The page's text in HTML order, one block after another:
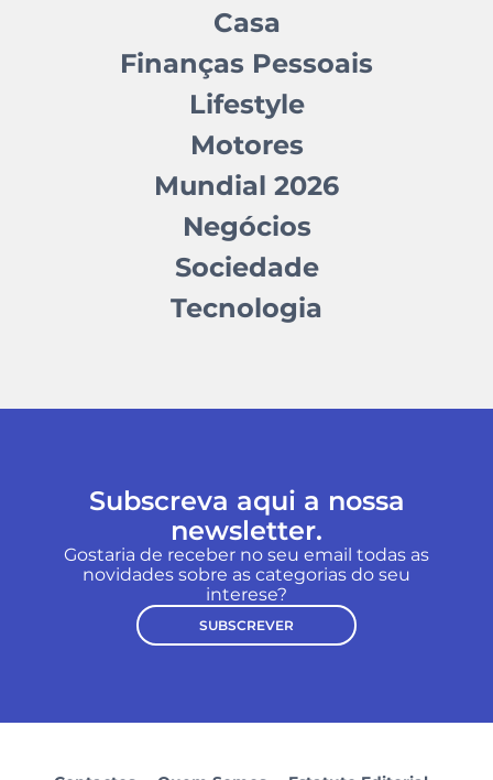
Casa
Finanças Pessoais
Lifestyle
Motores
Mundial 2026
Negócios
Sociedade
Tecnologia
Subscreva aqui a nossa
newsletter.
Gostaria de receber no seu email todas as
novidades sobre as categorias do seu
interese?
SUBSCREVER